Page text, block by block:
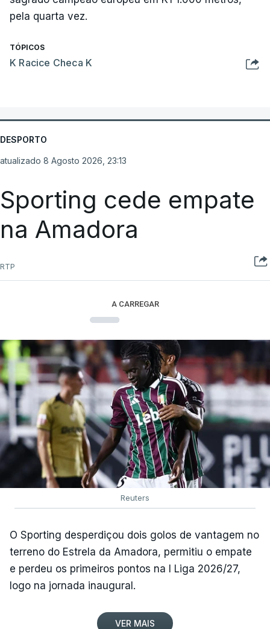
pela quarta vez.
TÓPICOS
K Racice Checa K
DESPORTO
atualizado 8 Agosto 2026, 23:13
Sporting cede empate
na Amadora
RTP
A CARREGAR
Reuters
O Sporting desperdiçou dois golos de vantagem no
terreno do Estrela da Amadora, permitiu o empate
e perdeu os primeiros pontos na I Liga 2026/27,
logo na jornada inaugural.
VER MAIS